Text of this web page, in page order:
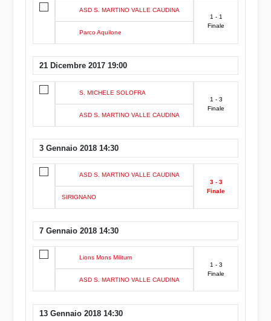
ASD S. MARTINO VALLE CAUDINA
Parco Aquilone
1 - 1
Finale
21 Dicembre 2017 19:00
S. MICHELE SOLOFRA
ASD S. MARTINO VALLE CAUDINA
1 - 3
Finale
3 Gennaio 2018 14:30
ASD S. MARTINO VALLE CAUDINA
SIRIGNANO
3 - 3
Finale
7 Gennaio 2018 14:30
Lions Mons Militum
ASD S. MARTINO VALLE CAUDINA
1 - 3
Finale
13 Gennaio 2018 14:30